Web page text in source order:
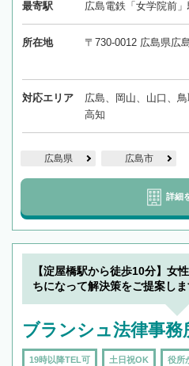
最寄駅 広島電鉄「女学院前
所在地 〒730-0012 広島県広
対応エリア
広島、岡山、山口、
高知
広島県 広島市
詳細
【淀屋橋駅から徒歩10分】女
ちになって解決策をご提案し
ブランシュ法律事務
19時以降TEL可 土日祝OK 役所